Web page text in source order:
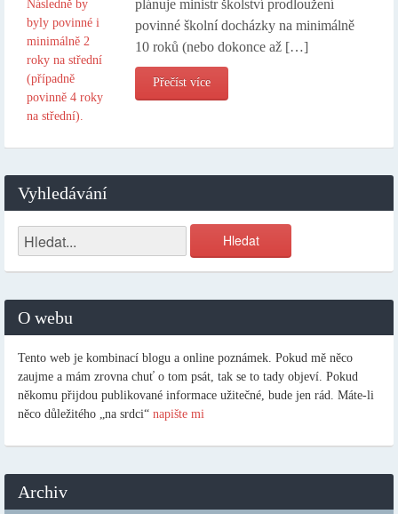
plánuje ministr školství prodloužení
povinné školní docházky na minimálně
10 roků (nebo dokonce až […]
Přečíst více
Vyhledávání
O webu
Tento web je kombinací blogu a online poznámek. Pokud mě něco
zaujme a mám zrovna chuť o tom psát, tak se to tady objeví. Pokud
někomu přijdou publikované informace užitečné, bude jen rád. Máte-li
něco důležitého „na srdci“ napište mi
Archiv